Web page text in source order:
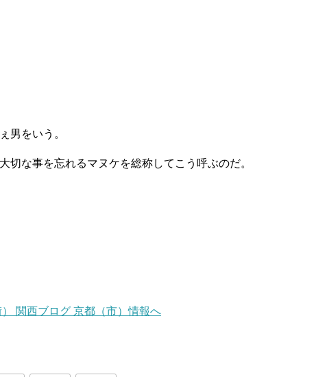
男をいう。
切な事を忘れるマヌケを総称してこう呼ぶのだ。